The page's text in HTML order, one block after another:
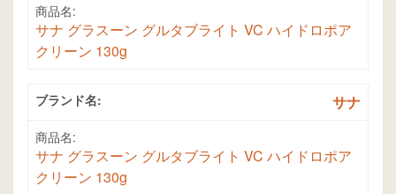
商品名:
サナ グラスーン グルタブライト VC ハイドロポア
クリーン 130g
ブランド名: サナ
商品名:
サナ グラスーン グルタブライト VC ハイドロポア
クリーン 130g